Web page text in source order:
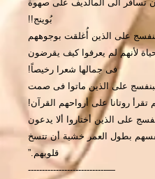
تسافر الى المالديف على صهوة
بُوينج!!
على الذين أُغلقت بوجوههم
لأنهم لم يعرفوا كيف يقرضون
فى جمالها شعرا رخيصاً!
على الذين ماتوا فى صمت
تقرأ روتانا على أرواحهم القرآن!
على الذين أختاروا ألا يدعون
بطول العمر خشية أن تتسخ
قلوبهم.”
―----------------------------